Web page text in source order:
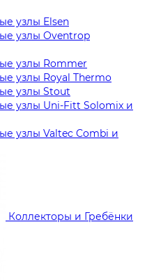
узлы Elsen
узлы Oventrop
узлы Rommer
узлы Royal Thermo
узлы Stout
узлы Uni-Fitt Solomix и
узлы Valtec Combi и
Коллекторы и Гребёнки